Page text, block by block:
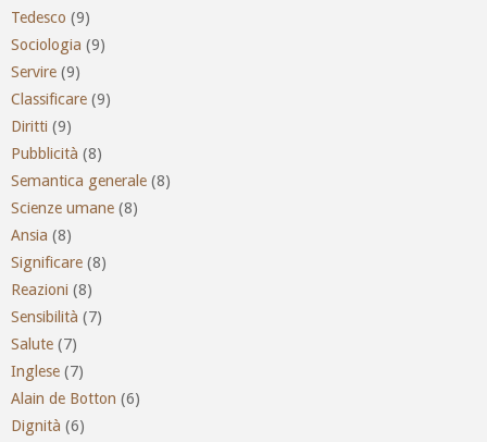
Tedesco (9)
Sociologia (9)
Servire (9)
Classificare (9)
Diritti (9)
Pubblicità (8)
Semantica generale (8)
Scienze umane (8)
Ansia (8)
Significare (8)
Reazioni (8)
Sensibilità (7)
Salute (7)
Inglese (7)
Alain de Botton (6)
Dignità (6)